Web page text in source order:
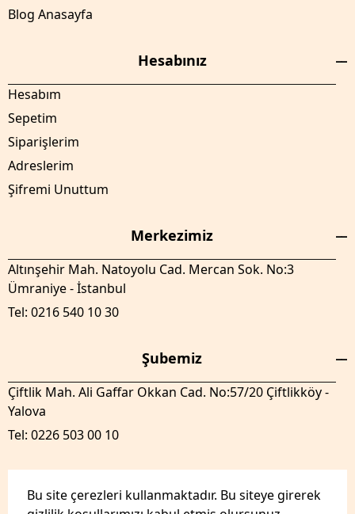
Bu site çerezleri kullanmaktadır. Bu siteye girerek
Blog Anasayfa
Hesabınız
Hesabım
Sepetim
Siparişlerim
Adreslerim
Şifremi Unuttum
Merkezimiz
Altınşehir Mah. Natoyolu Cad. Mercan Sok. No:3
Ümraniye - İstanbul
Tel: 0216 540 10 30
Şubemiz
Çiftlik Mah. Ali Gaffar Okkan Cad. No:57/20 Çiftlikköy -
Yalova
Tel: 0226 503 00 10